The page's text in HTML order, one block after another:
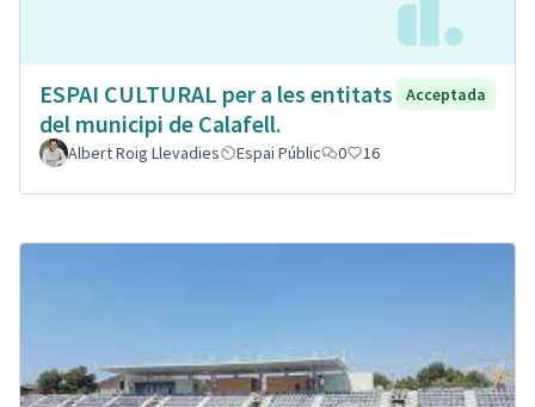
ESPAI CULTURAL per a les entitats
del municipi de Calafell.
Acceptada
Albert Roig Llevadies Espai Públic 0 16